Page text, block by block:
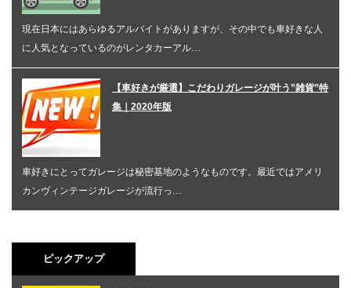
現在日本にはあらゆるアルバイトがありますが、その中でも車好きな人
に人気となっているのがレンタカーアル…
【車好きが厳選】こだわりガレージが叶う”雑貨”特
集｜2020年版
車好きにとってガレージは秘密基地のようなものです。最近ではアメリ
カンヴィンテージガレージが流行っ…
ピックアップ